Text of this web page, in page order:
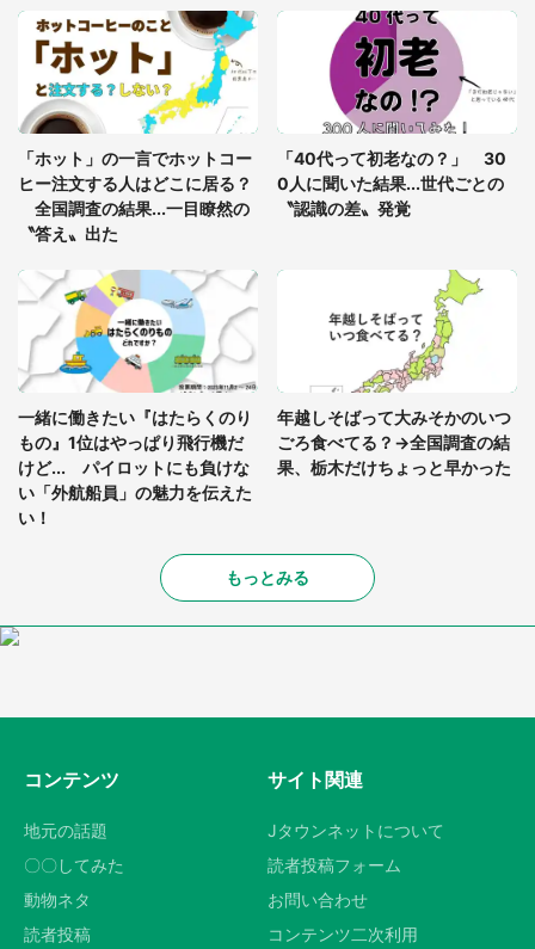
「○○がない街に住んでいます」住人の呟きに30万
人驚がく 何が存在しないか、あなたはわかる？
「修学旅行に途中参加する娘を送って行ったら、真
っ暗な道で遭難状態。なんとか見つけた民家に助け
を求めると、住人の男性が...」
「ホット」の一言でホットコー
ヒー注文する人はどこに居る？
全国調査の結果...一目瞭然の
〝答え〟出た
「40代って初老なの？」 30
0人に聞いた結果...世代ごとの
〝認識の差〟発覚
一緒に働きたい『はたらくのり
もの』1位はやっぱり飛行機だ
けど... パイロットにも負けな
い「外航船員」の魅力を伝えた
い！
年越しそばって大みそかのいつ
ごろ食べてる？→全国調査の結
果、栃木だけちょっと早かった
もっとみる
コンテンツ
地元の話題
〇〇してみた
動物ネタ
読者投稿
サイト関連
Jタウンネットについて
読者投稿フォーム
お問い合わせ
コンテンツ二次利用